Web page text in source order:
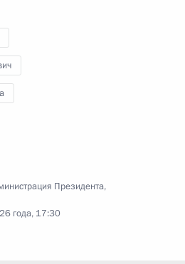
Президента,
года, 17:30